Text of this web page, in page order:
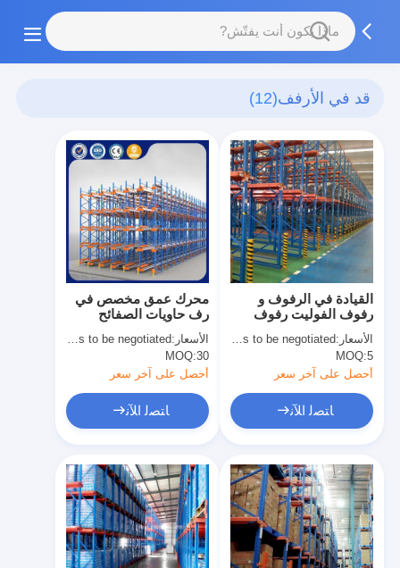
قد في الأرفف(12)
محرك عمق مخصص في
رف حاويات الصفائح
السطح المغلف التخزين
المستودع الثقيل
الأسعار:Price needs to be negotiated
MOQ:30
أحصل على آخر سعر
ﺎﺘﺼﻟ ﺍﻶﻧ
القيادة في الرفوف و
رفوف الفوليت رفوف
للشاحنات الوصول إلى
التخزين عالية الكثافة
الصناعية رفوف للبيع
الأسعار:Price needs to be negotiated
MOQ:5
أحصل على آخر سعر
ﺎﺘﺼﻟ ﺍﻶﻧ